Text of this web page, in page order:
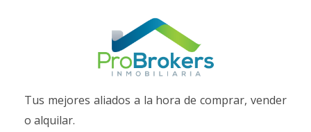
Tus mejores aliados a la hora de comprar, vender
o alquilar.